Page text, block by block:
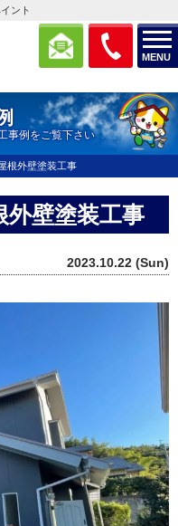
MENU
ント
事例をご覧下さい
外壁塗装工事
壁塗装工事
2023.10.22 (Sun)